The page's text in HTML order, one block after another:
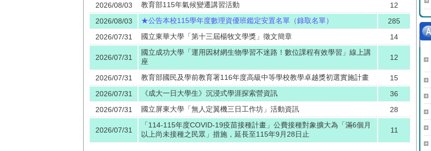
2026/08/03
教育部115年氣候變遷講習活動
12
2026/08/03
★公告本校115學年度數理資優班鑑定安置名單（錄取名單）
285
2026/07/31
國立東華大學「第十三屆楊牧文學獎」徵文簡章 14
2026/07/31
國立成功大學「運用因材網生物學習不迷路！數位課程有效學習」線上講
座
12
2026/07/31 教育部國民及學前教育署116年度高級中等學校教學卓越獎初選實施計畫
15
2026/07/31
《成大一日大學生》沉浸式學涯探索營資訊
36
2026/07/31
國立屏東大學「無人定翼機三日工作坊」活動資訊 28
2026/07/31
「114-115年度COVID-19疫苗接種計畫」公費接種對象擴大為「滿6個月
以上尚未接種之民眾」措施，延長至115年9月28日止
11